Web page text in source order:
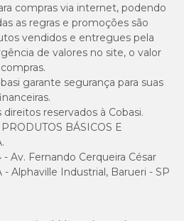
compras via internet, podendo
as regras e promoções são
vendidos e entregues pela
de valores no site, o valor
garante segurança para suas
reservados à Cobasi.
BÁSICOS E
- Av. Fernando Cerqueira César
- Alphaville Industrial, Barueri - SP